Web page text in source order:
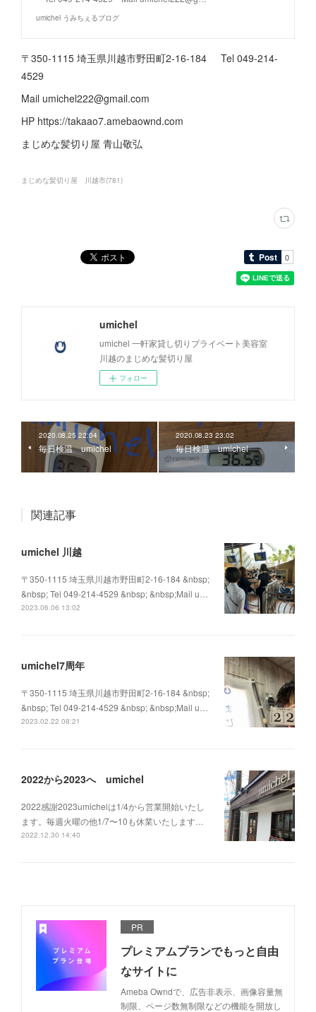
umichel うみちぇるブログ
〒350-1115 埼玉県川越市野田町2-16-184 Tel 049-214-
4529
Mail umichel222@gmail.com
HP https://takaao7.amebaownd.com
まじめな髪切り屋 青山敬弘
まじめな髪切り屋 川越市(781)
umichel
umichel 一軒家貸し切りプライベート美容室
川越のまじめな髪切り屋
フォロー
2020.08.25 22:04
毎日検温 umichel
2020.08.23 23:02
毎日検温 umichel
関連記事
umichel 川越
〒350-1115 埼玉県川越市野田町2-16-184 &nbsp;
&nbsp; Tel 049-214-4529 &nbsp; &nbsp;Mail u…
2023.06.06 13:02
umichel7周年
〒350-1115 埼玉県川越市野田町2-16-184 &nbsp;
&nbsp; Tel 049-214-4529 &nbsp; &nbsp;Mail u…
2023.02.22 08:21
2022から2023へ umichel
2022感謝2023umichelは1/4から営業開始いたし
ます。毎週火曜の他1/7〜10も休業いたします…
2022.12.30 14:40
PR
プレミアムプランでもっと自由
なサイトに
Ameba Owndで、広告非表示、画像容量無
制限、ページ数無制限などの機能を開放し